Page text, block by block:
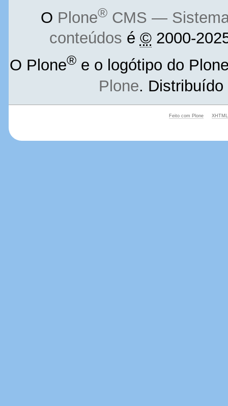
O Plone®CMS — Sistema
conteúdos é ©2000-
O Plone® e o logótipo do
Plone.
Feito com Plone